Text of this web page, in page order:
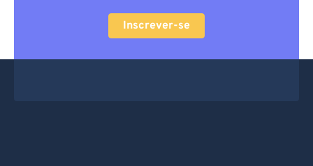
Inscrever-se